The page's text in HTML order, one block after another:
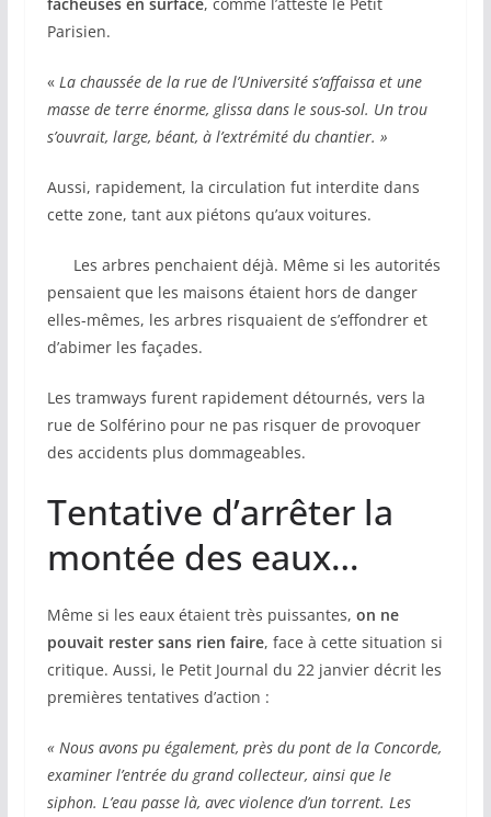
Parisien.
« La chaussée de la rue de l’Université s’affaissa et une
masse de terre énorme, glissa dans le sous-sol. Un trou
s’ouvrait, large, béant, à l’extrémité du chantier. »
Aussi, rapidement, la circulation fut interdite dans
cette zone, tant aux piétons qu’aux voitures.
Les arbres penchaient déjà. Même si les autorités
pensaient que les maisons étaient hors de danger
elles-mêmes, les arbres risquaient de s’effondrer et
d’abimer les façades.
Les tramways furent rapidement détournés, vers la
rue de Solférino pour ne pas risquer de provoquer
des accidents plus dommageables.
Tentative d’arrêter la
montée des eaux…
Même si les eaux étaient très puissantes, on ne
pouvait rester sans rien faire, face à cette situation si
critique. Aussi, le Petit Journal du 22 janvier décrit les
premières tentatives d’action :
« Nous avons pu également, près du pont de la Concorde,
examiner l’entrée du grand collecteur, ainsi que le
siphon. L’eau passe là, avec violence d’un torrent. Les